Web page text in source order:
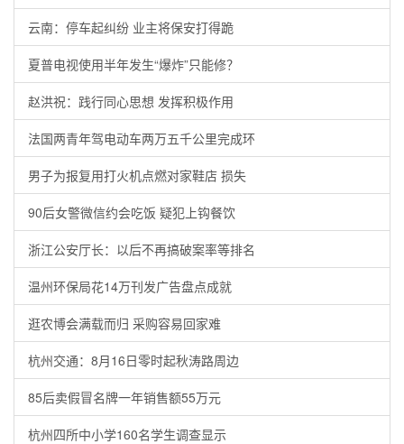
云南：停车起纠纷 业主将保安打得跪
夏普电视使用半年发生“爆炸”只能修？
赵洪祝：践行同心思想 发挥积极作用
法国两青年驾电动车两万五千公里完成环
男子为报复用打火机点燃对家鞋店 损失
90后女警微信约会吃饭 疑犯上钩餐饮
浙江公安厅长：以后不再搞破案率等排名
温州环保局花14万刊发广告盘点成就
逛农博会满载而归 采购容易回家难
杭州交通：8月16日零时起秋涛路周边
85后卖假冒名牌一年销售额55万元
杭州四所中小学160名学生调查显示